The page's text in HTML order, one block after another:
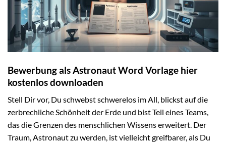
Bewerbung als Astronaut Word Vorlage hier
kostenlos downloaden
Stell Dir vor, Du schwebst schwerelos im All, blickst auf die
zerbrechliche Schönheit der Erde und bist Teil eines Teams,
das die Grenzen des menschlichen Wissens erweitert. Der
Traum, Astronaut zu werden, ist vielleicht greifbarer, als Du